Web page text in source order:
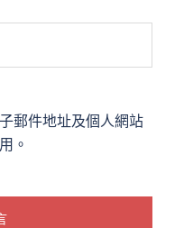
郵件地址及個人網站
。